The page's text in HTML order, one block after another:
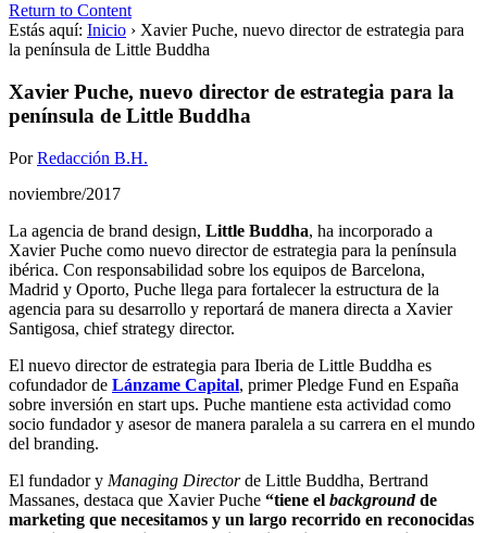
Return to Content
Estás aquí: Inicio › Xavier Puche, nuevo director de estrategia para
la península de Little Buddha
Xavier Puche, nuevo director de estrategia para la
península de Little Buddha
PorRedacción B.H.
noviembre/2017
La agencia de brand design, Little Buddha, ha incorporado a
Xavier Puche como nuevo director de estrategia para la península
ibérica. Con responsabilidad sobre los equipos de Barcelona,
Madrid y Oporto, Puche llega para fortalecer la estructura de la
agencia para su desarrollo y reportará de manera directa a Xavier
Santigosa, chief strategy director.
El nuevo director de estrategia para Iberia de Little Buddha es
cofundador de Lánzame Capital, primer Pledge Fund en España
sobre inversión en start ups. Puche mantiene esta actividad como
socio fundador y asesor de manera paralela a su carrera en el mundo
del branding.
El fundador y Managing Directorde Little Buddha, Bertrand
Massanes, destaca que Xavier Puche “tiene el backgroundde
marketing que necesitamos y un largo recorrido en reconocidas